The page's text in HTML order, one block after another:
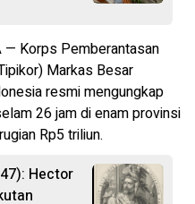
— Korps Pemberantasan
Markas Besar
resmi mengungkap
26 jam di enam provinsi
Rp5 triliun.
Hector